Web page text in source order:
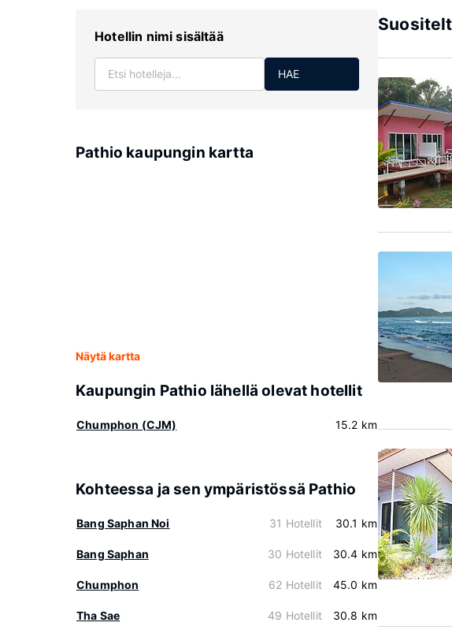
Hotellin nimi sisältää
HAE
Pathio kaupungin kartta
Näytä kartta
Kaupungin Pathio lähellä olevat hotellit
Chumphon (CJM) 15.2 km
Kohteessa ja sen ympäristössä Pathio
Bang Saphan Noi 31 Hotellit 30.1 km
Bang Saphan 30 Hotellit 30.4 km
Chumphon 62 Hotellit 45.0 km
Tha Sae 49 Hotellit 30.8 km